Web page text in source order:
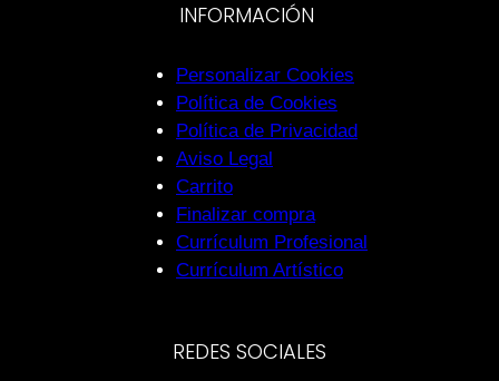
INFORMACIÓN
Personalizar Cookies
Política de Cookies
Política de Privacidad
Aviso Legal
Carrito
Finalizar compra
Currículum Profesional
Currículum Artístico
REDES SOCIALES